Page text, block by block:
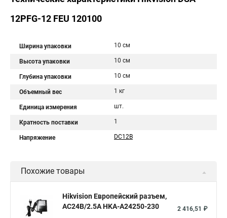
12PFG-12 FEU 120100
Ширина упаковки 10 см
Высота упаковки 10 см
Глубина упаковки 10 см
Объемный вес 1 кг
Единица измерения шт.
Кратность поставки 1
Напряжение DC12В
Похожие товары
Hikvision Европейский разъем,
AC24В/2.5A HKA-A24250-230
2 416,51 ₽